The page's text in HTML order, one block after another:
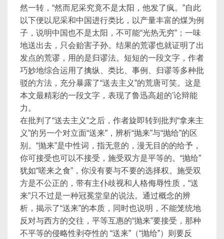
然一转，“然而尼采究竟不是太阳，他发了疯。”自此
以下便以尼采和中国进行类比，以产量丰富的煤为例
子，说明中国也不是太阳，不可能“光热无穷”；一味
地送出去，只会贻害子孙。结果的荒谬也就证明了出
发点的荒谬，用的是归谬法。短短的一段文字，作者
巧妙地综合运用了擒纵、类比、事例、归谬等多种批
驳的方法，充分暴露了“送去主义”的荒唐可笑。这是
本文最精彩的一段文字，表现了鲁迅高超的'论辩能
力。
在批判了“送去主义”之后，作者旋即转到批判“拿来主
义”的另一个对立面“送来”，辨析“抛来”与“抛给”的区
别。“抛来”是中性词，指无意的，漫无目的的给予，
你可接受也可以不接受，施受双方是平等的。“抛给”
犹如“嗟来之食”，你没有要与不要的选择权。施受双
方是不公正的，带有主仆歧视和人格侮辱性质，“送
来”只不过是一种冠冕堂皇的说法。通过概念的辨
析，揭示了“送来”的本质，同时也说明，不能笼统地
反对与西方的交往，平等互惠的“抛来”要接受，那种
不平等的侵略性剥夺性的 “送来”（“抛给”）则要反